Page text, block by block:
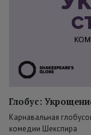
Глобус:
Карнавальная
комедии Шекспира